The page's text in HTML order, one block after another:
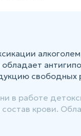
свободных
в работе
крови.